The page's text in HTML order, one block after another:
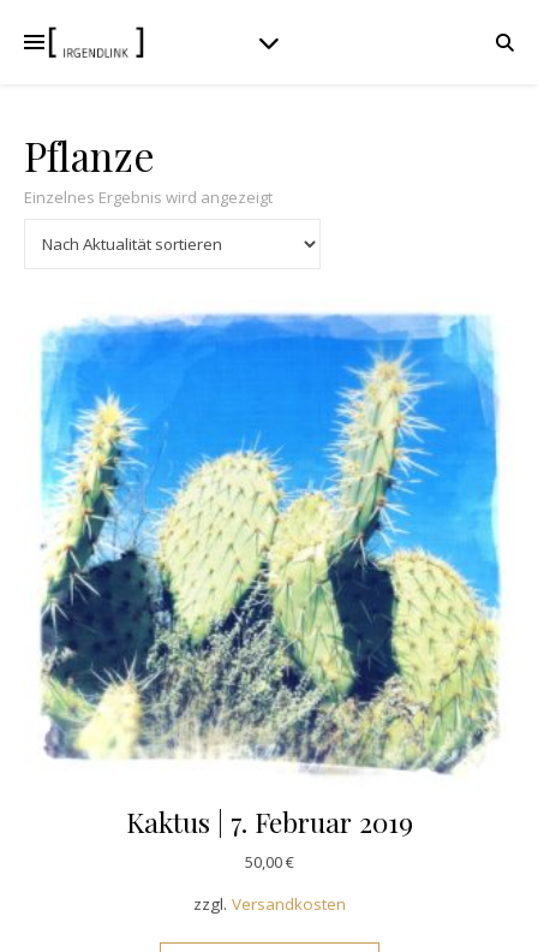
Pflanze
Einzelnes Ergebnis wird angezeigt
Kaktus | 7. Februar 2019
50,00€
zzgl. Versandkosten